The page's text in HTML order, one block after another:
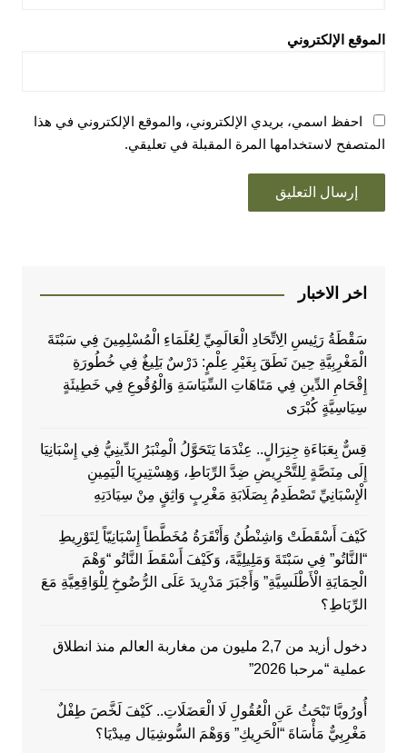
الموقع الإلكتروني
احفظ اسمي، بريدي الإلكتروني، والموقع الإلكتروني في هذا
المتصفح لاستخدامها المرة المقبلة في تعليقي.
اخر الاخبار
سَقْطَةُ رَئِيسِ الِاتِّحَادِ الْعَالَمِيِّ لِعُلَمَاءِ الْمُسْلِمِينَ فِي سَبْتَةَ
الْمَغْرِبِيَّةِ حِينَ نَطَقَ بِغَيْرِ عِلْمٍ: دَرْسٌ بَلِيغٌ فِي خُطُورَةِ
إِقْحَامِ الدِّينِ فِي مَتَاهَاتِ السِّيَاسَةِ وَالْوُقُوعِ فِي خَطِيئَةٍ
سِيَاسِيَّةٍ كُبْرَى
قِسٌّ بِعَبَاءَةِ جِنِرَالٍ.. عِنْدَمَا يَتَحَوَّلُ الْمِنْبَرُ الدِّينِيُّ فِي إِسْبَانِيَا
إِلَى مِنَصَّةٍ لِلتَّحْرِيضِ ضِدَّ الرِّبَاطِ، وَهِسْتِيرِيَا الْيَمِينِ
الْإِسْبَانِيِّ تَصْطَدِمُ بِصَلَابَةِ مَغْرِبٍ وَاثِقٍ مِنْ سِيَادَتِهِ
كَيْفَ أَسْقَطَتْ وَاشِنْطُنُ وَأَنْقَرَةُ مُخَطَّطاً إِسْبَانِيّاً لِتَوْرِيطِ
“النَّاتُو” فِي سَبْتَةَ وَمَلِيلِيَّةَ، وَكَيْفَ أَسْقَطَ النَّاتُو “وَهْمَ
الْحِمَايَةِ الْأَطْلَسِيَّةِ” وَأَجْبَرَ مَدْرِيدَ عَلَى الرُّضُوخِ لِلْوَاقِعِيَّةِ مَعَ
الرِّبَاطِ؟
دخول أزيد من 2,7 مليون من مغاربة العالم منذ انطلاق
عملية “مرحبا 2026”
أُورُوبَّا تَبْحَثُ عَنِ الْعُقُولِ لَا الْعَضَلَاتِ.. كَيْفَ لَخَّصَ طِفْلٌ
مَغْرِبِيٌّ مَأْسَاةَ “الْحَرِيكِ” وَوَهْمَ السُّوشِيَال مِيدْيَا؟